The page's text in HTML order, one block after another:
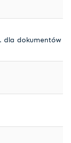
dla dokumentów